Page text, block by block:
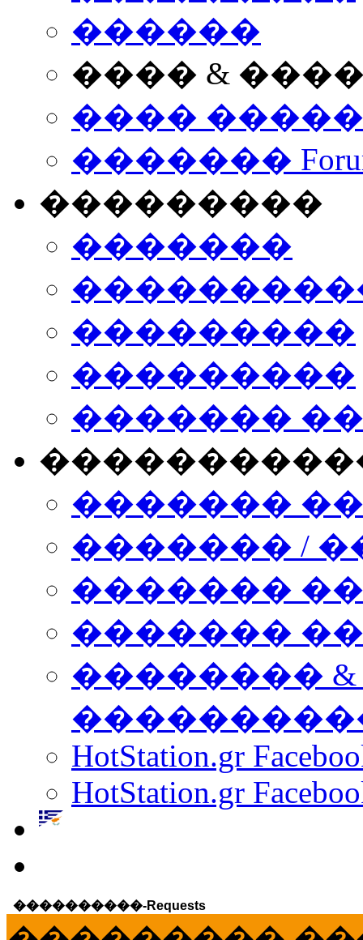
������
���� &
����
�������
���������
�������
���������
���������
�������
�������
������� /
�������
������� ���
��������
HotStation.gr
HotStation.gr
����������-Requests